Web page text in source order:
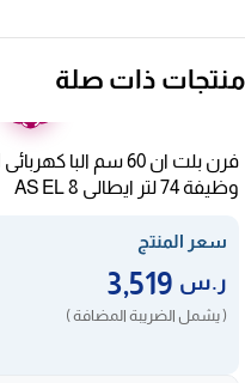
منتجات ذات صلة
وظيفة 74 لتر ايطالى AS EL 8
سعر المنتج
ر.س
( يشمل الضريبة المضافة )